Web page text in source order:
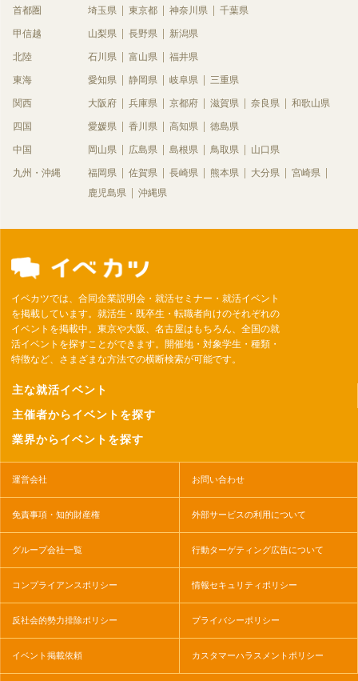
首都圏 埼玉県 東京都 神奈川県 千葉県
甲信越 山梨県 長野県 新潟県
北陸 石川県 富山県 福井県
東海 愛知県 静岡県 岐阜県 三重県
関西 大阪府 兵庫県 京都府 滋賀県 奈良県 和歌山県
四国 愛媛県 香川県 高知県 徳島県
中国 岡山県 広島県 島根県 鳥取県 山口県
九州・沖縄 福岡県 佐賀県 長崎県 熊本県 大分県
宮崎県
鹿児島県
沖縄県
イベカツでは、合同企業説明会・就活セミナー・就活イベント
を掲載しています。就活生・既卒生・転職者向けのそれぞれの
イベントを掲載中。東京や大阪、名古屋はもちろん、全国の就
活イベントを探すことができます。開催地・対象学生・種類・
特徴など、さまざまな方法での横断検索が可能です。
主な就活イベント
主催者からイベントを探す
業界からイベントを探す
運営会社 お問い合わせ
免責事項・知的財産権 外部サービスの利用について
グループ会社一覧 行動ターゲティング広告について
コンプライアンスポリシー 情報セキュリティポリシー
反社会的勢力排除ポリシー プライバシーポリシー
イベント掲載依頼 カスタマーハラスメントポリシー